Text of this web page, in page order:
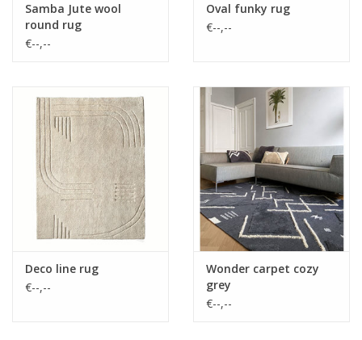
Samba Jute wool
round rug
€--,--
Oval funky rug
€--,--
Deco line rug
€--,--
Wonder carpet cozy
grey
€--,--